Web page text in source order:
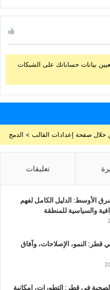
بيانات حساباتك على الشبكات
تعليقات
الأوسط: الدليل الكامل لفهم
والسياسية للمنطقة
قطر: النمو، الإصلاحات، وآفاق
في قطر: التطورات، إمكانية